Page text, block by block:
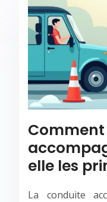
elle les
La conduite